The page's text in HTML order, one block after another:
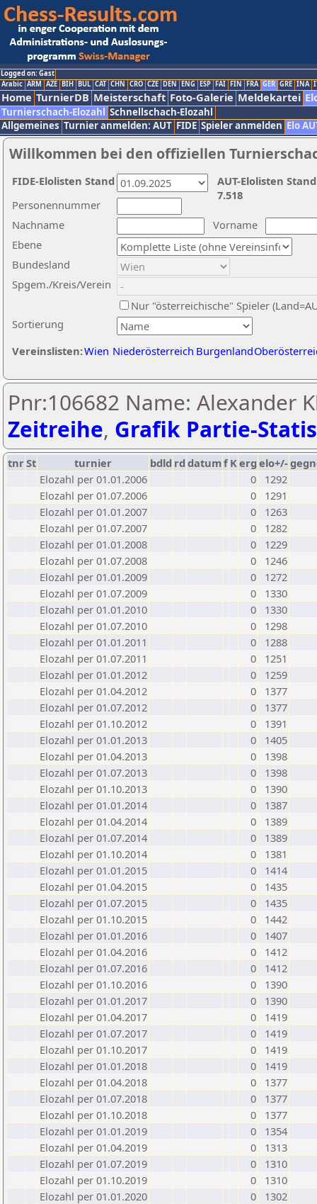
Logged on: Gast
Arabic ARM AZE BIH BUL CAT CHN CRO CZE DEN ENG ESP FAI FIN FRA GER GRE INA
Home TurnierDB Meisterschaft Foto-Galerie Meldekartei
Turnierschach-Elozahl Schnellschach-Elozahl
Allgemeines Turnier anmelden: AUT FIDE Spieler anmelden Elo
Willkommen bei den offiziellen
Nachname
Vorname
Ebene
Sortierung
Personennummer
Bundesland
Spgem./Kreis/Verein
Nur "österreichische" Spieler
Vereinslisten:Wien Niederösterreich Burgenland
AUT-Elolisten
7.518
FIDE-Elolisten Stand
Pnr:106682 Name: Alexander
Zeitreihe, Grafik Partie-
tnrSt turnier bdld rd datumf Kerg elo+/-
Elozahl per 01.01.2006
0
1292
Elozahl per 01.07.2006
0
1291
Elozahl per 01.01.2007
0
1263
Elozahl per 01.07.2007
0
1282
Elozahl per 01.01.2008
0
1229
Elozahl per 01.07.2008
0
1246
Elozahl per 01.01.2009
0
1272
Elozahl per 01.07.2009
0
1330
Elozahl per 01.01.2010
0
1330
Elozahl per 01.07.2010
0
1298
Elozahl per 01.01.2011
0
1288
Elozahl per 01.07.2011
0
1251
Elozahl per 01.01.2012
0
1259
Elozahl per 01.04.2012
0
1377
Elozahl per 01.07.2012
0
1377
Elozahl per 01.10.2012
0
1391
Elozahl per 01.01.2013
0
1405
Elozahl per 01.04.2013
0
1398
Elozahl per 01.07.2013
0
1398
Elozahl per 01.10.2013
0
1390
Elozahl per 01.01.2014
0
1387
Elozahl per 01.04.2014
0
1389
Elozahl per 01.07.2014
0
1389
Elozahl per 01.10.2014
0
1381
Elozahl per 01.01.2015
0
1414
Elozahl per 01.04.2015
0
1435
Elozahl per 01.07.2015
0
1435
Elozahl per 01.10.2015
0
1442
Elozahl per 01.01.2016
0
1407
Elozahl per 01.04.2016
0
1412
Elozahl per 01.07.2016
0
1412
Elozahl per 01.10.2016
0
1390
Elozahl per 01.01.2017
0
1390
Elozahl per 01.04.2017
0
1419
Elozahl per 01.07.2017
0
1419
Elozahl per 01.10.2017
0
1419
Elozahl per 01.01.2018
0
1419
Elozahl per 01.04.2018
0
1377
Elozahl per 01.07.2018
0
1377
Elozahl per 01.10.2018
0
1377
Elozahl per 01.01.2019
0
1354
Elozahl per 01.04.2019
0
1313
Elozahl per 01.07.2019
0
1310
Elozahl per 01.10.2019
0
1310
Elozahl per 01.01.2020
0
1302